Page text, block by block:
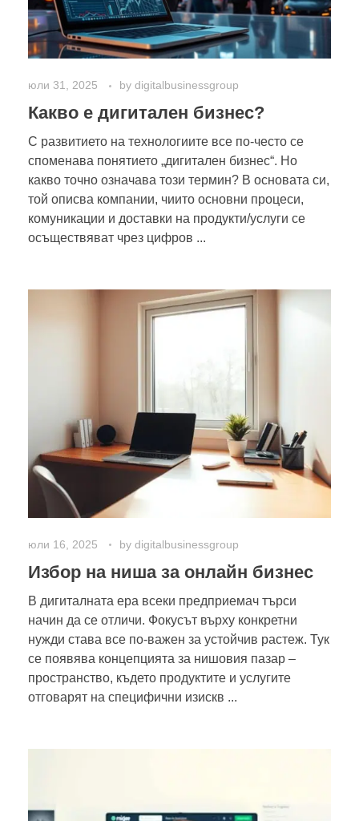
юли 31, 2025 by digitalbusinessgroup
Какво е дигитален бизнес?
С развитието на технологиите все по-често се
споменава понятието „дигитален бизнес“. Но
какво точно означава този термин? В основата си,
той описва компании, чиито основни процеси,
комуникации и доставки на продукти/услуги се
осъществяват чрез цифров ...
юли 16, 2025 by digitalbusinessgroup
Избор на ниша за онлайн бизнес
В дигиталната ера всеки предприемач търси
начин да се отличи. Фокусът върху конкретни
нужди става все по-важен за устойчив растеж. Тук
се появява концепцията за нишовия пазар –
пространство, където продуктите и услугите
отговарят на специфични изискв ...